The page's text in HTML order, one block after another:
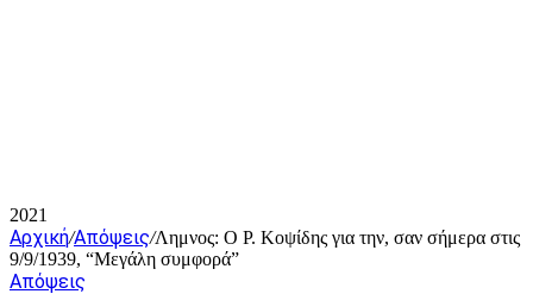
2021
Αρχική/Απόψεις/Λημνος: Ο Ρ. Κοψίδης για την, σαν σήμερα στις
9/9/1939, “Μεγάλη συμφορά”
Απόψεις